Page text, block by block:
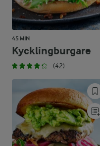
45 MIN
Kycklingburgare
(42)